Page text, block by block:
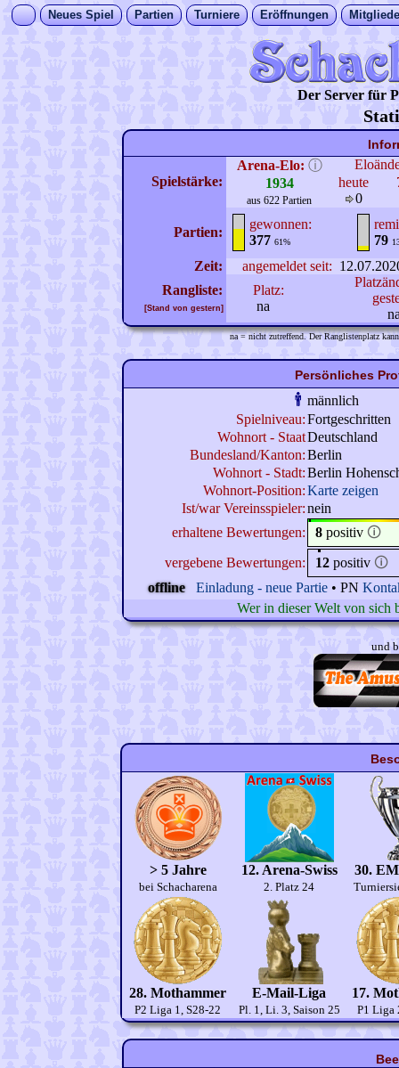
Neues Spiel Partien Turniere Eröffnungen
Der Server für
Spielstärke:
Arena-Elo: ⓘ
1934
aus 622 Partien
heute
0
Partien:
gewonnen:
377 61%
79
Zeit: angemeldet seit:
Rangliste:
[Stand von gestern]
Platz:
na
na = nicht zutreffend. Der Ranglistenplatz
Persönliches
männlich
Spielniveau:Fortgeschritten
Wohnort - StaatDeutschland
Bundesland/Kanton:Berlin
Wohnort - Stadt:Berlin
Wohnort-Position:Karte zeigen
Ist/war Vereinsspieler:nein
erhaltene Bewertungen:
8 positiv 🛈
vergebene Bewertungen:
12 positiv 🛈
offline
Einladung - neue Partie • PN
Wer in dieser Welt von sich
und
> 5 Jahre
bei Schacharena
12. Arena-Swiss
2. Platz 24
30.
28. Mothammer
P2 Liga 1, S28-22
E-Mail-Liga
Pl. 1, Li. 3, Saison 25
17.
P1 Liga